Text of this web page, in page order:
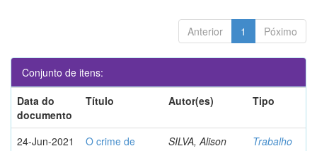
Anterior 1 Póximo
Conjunto de itens:
Data do
documento
Título Autor(es) Tipo
24-Jun-2021
O crime de
SILVA, Alison
Trabalho